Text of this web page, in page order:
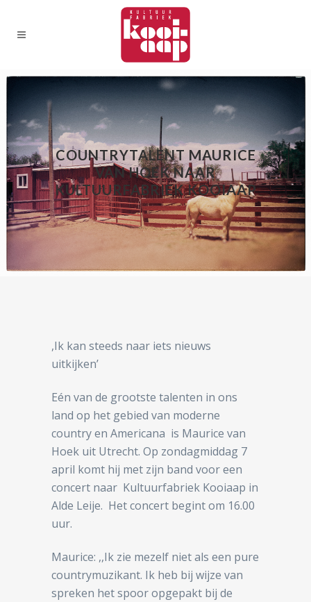
COUNTRYTALENT MAURICE
VAN HOEK NAAR
KULTUURFABRIEK KOOIAAP
,Ik kan steeds naar iets nieuws
uitkijken’
Eén van de grootste talenten in ons
land op het gebied van moderne
country en Americana is Maurice van
Hoek uit Utrecht. Op zondagmiddag 7
april komt hij met zijn band voor een
concert naar Kultuurfabriek Kooiaap in
Alde Leije. Het concert begint om 16.00
uur.
Maurice: ,,Ik zie mezelf niet als een pure
countrymuzikant. Ik heb bij wijze van
spreken het spoor opgepakt bij de